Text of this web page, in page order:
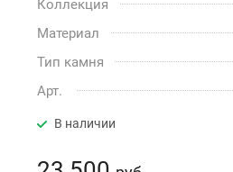
Коллекция
Материал
Тип камня
Арт.
В наличии